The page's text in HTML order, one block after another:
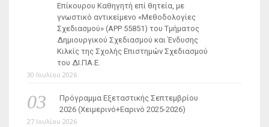
Επίκουρου Καθηγητή επί θητεία, με
γνωστικό αντικείμενο «Μεθοδολογίες
Σχεδιασμού» (ΑΡΡ 55851) του Τμήματος
Δημιουργικού Σχεδιασμού και Ένδυσης
Κιλκίς της Σχολής Επιστημών Σχεδιασμού
του ΔΙ.ΠΑ.Ε.
30 Ιουλίου 2026
Πρόγραμμα Εξεταστικής Σεπτεμβρίου
2026 (Χειμερινό+Εαρινό 2025-2026)
27 Ιουλίου 2026